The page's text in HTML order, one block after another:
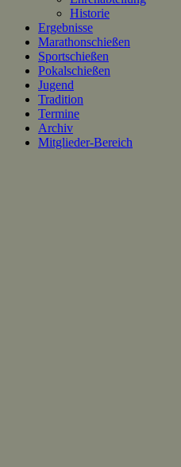
Historie
Ergebnisse
Marathonschießen
Sportschießen
Pokalschießen
Jugend
Tradition
Termine
Archiv
Mitglieder-Bereich